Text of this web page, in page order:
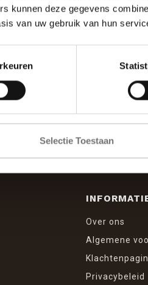
kunnen deze gegevens
van uw gebruik van hun
Selectie Toestaan
stay up to date with our latest
Over ons
Algemene
Privacybeleid